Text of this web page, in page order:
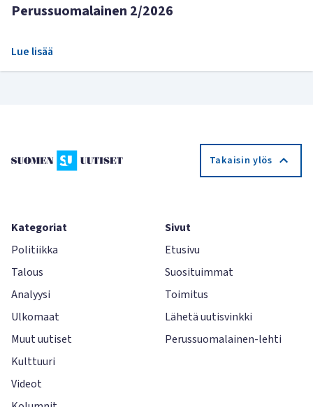
Perussuomalainen 2/2026
Lue lisää
Takaisin ylös
Kategoriat
Politiikka
Talous
Analyysi
Ulkomaat
Muut uutiset
Kulttuuri
Videot
Sivut
Etusivu
Suosituimmat
Toimitus
Lähetä uutisvinkki
Perussuomalainen-lehti